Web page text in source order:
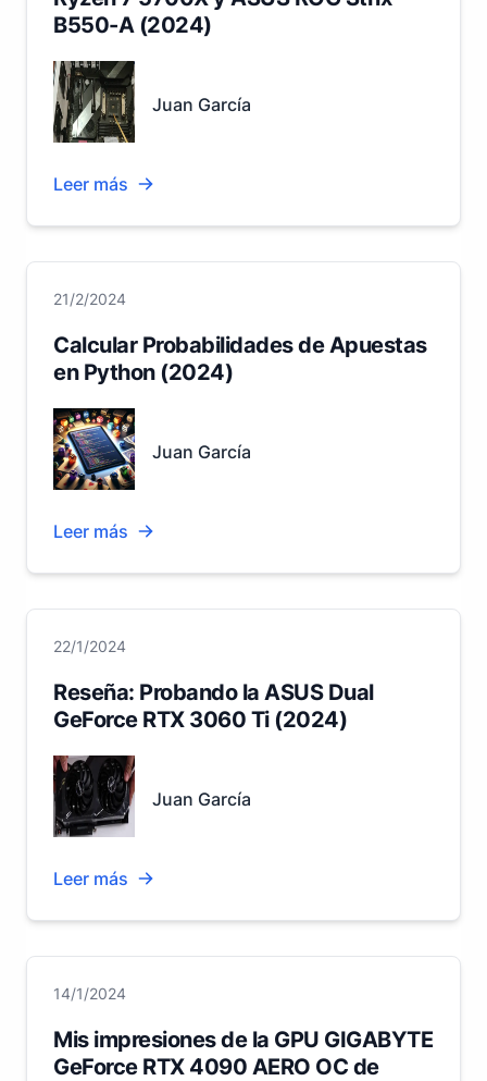
B550-A (2024)
Juan García
Leer más
21/2/2024
Calcular Probabilidades de Apuestas
en Python (2024)
Juan García
Leer más
22/1/2024
Reseña: Probando la ASUS Dual
GeForce RTX 3060 Ti (2024)
Juan García
Leer más
14/1/2024
Mis impresiones de la GPU GIGABYTE
GeForce RTX 4090 AERO OC de